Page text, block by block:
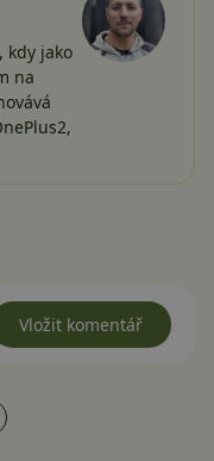
kdy jako
na
Vložit komentář